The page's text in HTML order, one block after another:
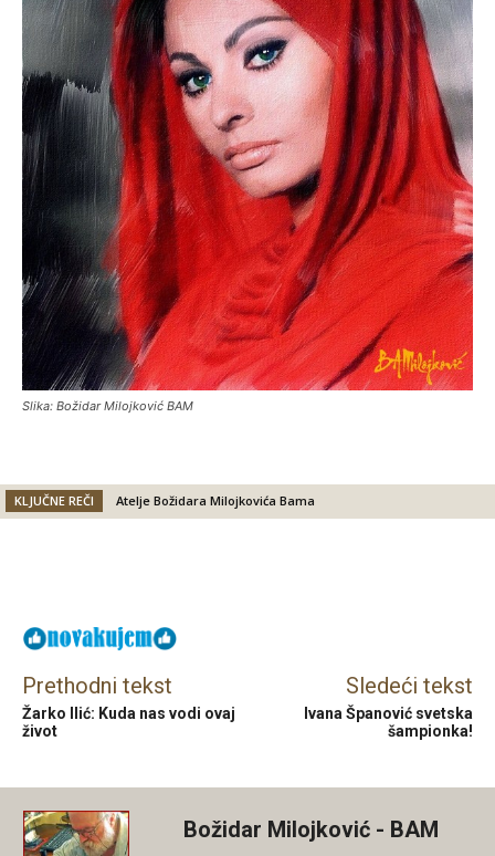
Slika: Božidar Milojković BAM
KLJUČNE REČI Atelje Božidara Milojkovića Bama
Prethodni tekst
Žarko Ilić: Kuda nas vodi ovaj
život
Sledeći tekst
Ivana Španović svetska
šampionka!
Božidar Milojković - BAM